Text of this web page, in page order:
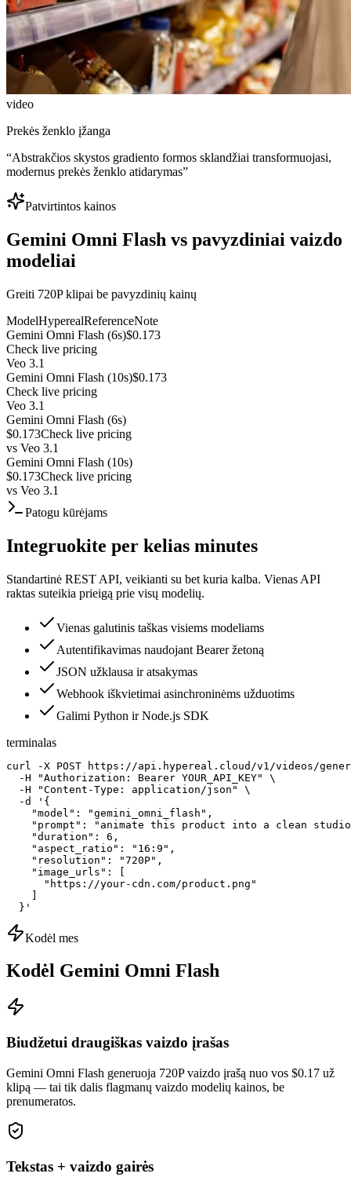
video
Prekės ženklo įžanga
“Abstrakčios skystos gradiento formos sklandžiai transformuojasi,
modernus prekės ženklo atidarymas”
Patvirtintos kainos
Gemini Omni Flash vs pavyzdiniai vaizdo
modeliai
Greiti 720P klipai be pavyzdinių kainų
ModelHyperealReferenceNote
Gemini Omni Flash (6s)$0.173
Check live pricing
Veo 3.1
Gemini Omni Flash (10s)$0.173
Check live pricing
Veo 3.1
Gemini Omni Flash (6s)
$0.173Check live pricing
vs Veo 3.1
Gemini Omni Flash (10s)
$0.173Check live pricing
vs Veo 3.1
Patogu kūrėjams
Integruokite per kelias minutes
Standartinė REST API, veikianti su bet kuria kalba. Vienas API
raktas suteikia prieigą prie visų modelių.
Vienas galutinis taškas visiems modeliams
Autentifikavimas naudojant Bearer žetoną
JSON užklausa ir atsakymas
Webhook iškvietimai asinchroninėms užduotims
Galimi Python ir Node.js SDK
terminalas
curl -X POST https://api.hypereal.cloud/v1/videos/
  -H "Authorization: Bearer YOUR_API_KEY" \
  -H "Content-Type: application/json" \
  -d '{
    "model": "gemini_omni_flash",
"prompt": "animate this product into a clean
    "duration": 6,
    "aspect_ratio": "16:9",
    "resolution": "720P",
    "image_urls": [
      "https://your-cdn.com/product.png"
    ]
  }'
Kodėl mes
Kodėl Gemini Omni Flash
Biudžetui draugiškas vaizdo įrašas
Gemini Omni Flash generuoja 720P vaizdo įrašą nuo vos $0.17 už
klipą — tai tik dalis flagmanų vaizdo modelių kainos, be
prenumeratos.
Tekstas + vaizdo gairės